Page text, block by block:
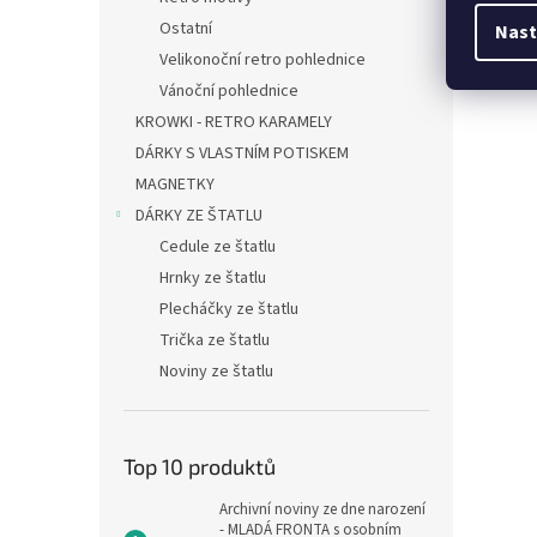
Ostatní
Velikonoční retro pohlednice
Vánoční pohlednice
KROWKI - RETRO KARAMELY
DÁRKY S VLASTNÍM POTISKEM
MAGNETKY
DÁRKY ZE ŠTATLU
Cedule ze štatlu
Hrnky ze štatlu
Plecháčky ze štatlu
Trička ze štatlu
Noviny ze štatlu
Top 10 produktů
Archivní noviny ze dne narození
- MLADÁ FRONTA s osobním